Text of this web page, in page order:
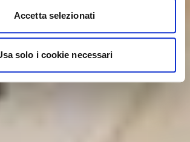
Accetta selezionati
solo i cookie necessari